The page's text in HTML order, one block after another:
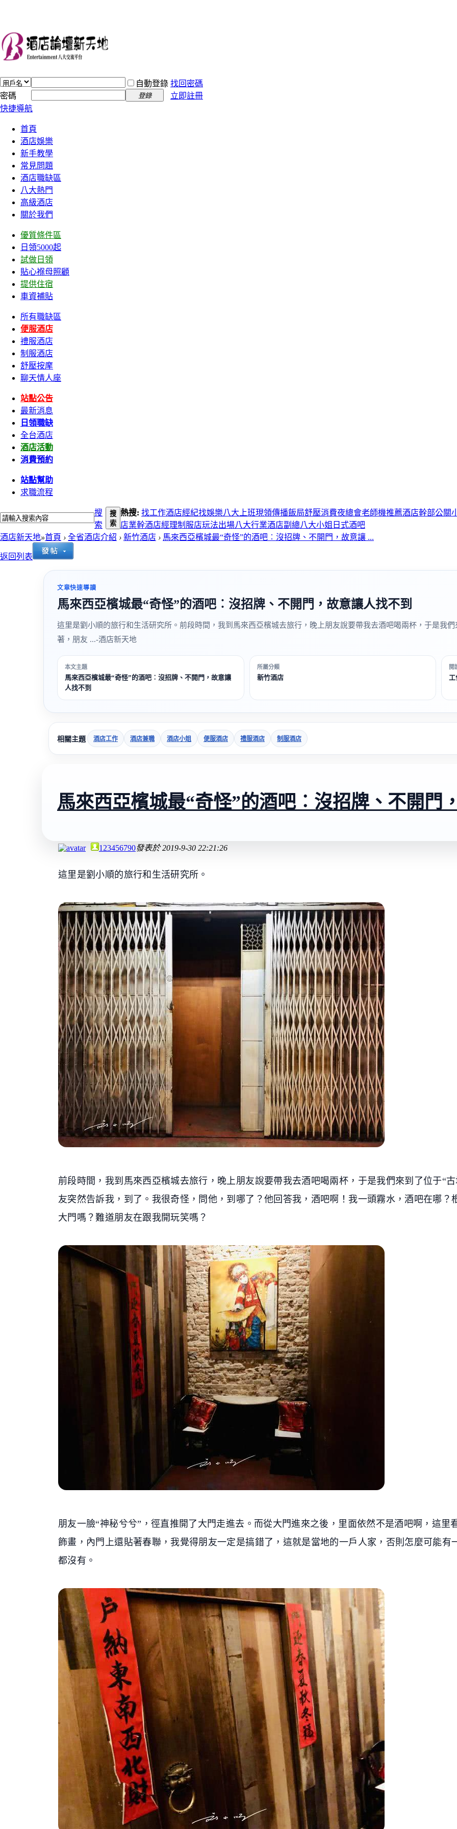
自動登錄 找回密碼
密碼
登錄
立即註冊
快捷導航
首頁
酒店娛樂
新手教學
常見問題
酒店職缺區
八大熱門
高級酒店
關於我們
優質條件區
日領5000起
試做日領
貼心褓母照顧
提供住宿
車資補貼
所有職缺區
便服酒店
禮服酒店
制服酒店
舒壓按摩
聊天情人座
站點公告
最新消息
日領職缺
全台酒店
酒店活動
消費預約
站點幫助
求職流程
搜
索
搜
索
熱搜: 找工作酒店經紀找娛樂八大上班現領傳播飯局舒壓消費夜總會老師機推薦酒店幹部公關
店業幹酒店經理制服店玩法出場八大行業酒店副總八大小姐 日式酒吧
酒店新天地»首頁 › 全省酒店介紹 › 新竹酒店 › 馬來西亞檳城最“奇怪”的酒吧︰沒招牌、不開門，故意讓 ...
返回列表
文章快速導讀
馬來西亞檳城最“奇怪”的酒吧︰沒招牌、不開門，故意讓人找不到
這里是劉小順的旅行和生活研究所。前段時間，我到馬來西亞檳城去旅行，晚上朋友說要帶我去酒吧喝兩杯，于是我
著，朋友 ...-酒店新天地
本文主題
馬來西亞檳城最“奇怪”的酒吧︰沒招牌、不開門，故意讓
人找不到
所屬分類
新竹酒店
閱
相關主題 酒店工作 酒店兼職 酒店小姐 便服酒店 禮服酒店 制服酒店
馬來西亞檳城最“奇怪”的酒吧︰沒招牌、不開門
123456790發表於2019-9-30 22:21:26
這里是劉小順的旅行和生活研究所。
前段時間，我到馬來西亞檳城去旅行，晚上朋友說要帶我去酒吧喝兩杯，于是我們來到了位于“
友突然告訴我，到了。我很奇怪，問他，到哪了？他回答我，酒吧啊！我一頭霧水，酒吧在哪
大門嗎？難道朋友在跟我開玩笑嗎？
朋友一臉“神秘兮兮”，徑直推開了大門走進去。而從大門進來之後，里面依然不是酒吧啊，這
飾畫，內門上還貼著春聯，我覺得朋友一定是搞錯了，這就是當地的一戶人家，否則怎麼可能
都沒有。